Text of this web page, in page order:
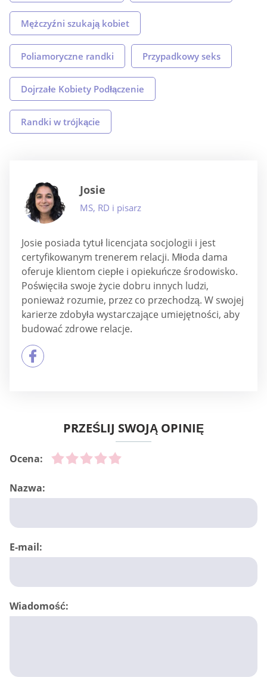
Mężczyźni szukają kobiet
Poliamoryczne randki Przypadkowy seks
Dojrzałe Kobiety Podłączenie
Randki w trójkącie
Josie
MS, RD i pisarz
Josie posiada tytuł licencjata socjologii i jest
certyfikowanym trenerem relacji. Młoda dama
oferuje klientom ciepłe i opiekuńcze środowisko.
Poświęciła swoje życie dobru innych ludzi,
ponieważ rozumie, przez co przechodzą. W swojej
karierze zdobyła wystarczające umiejętności, aby
budować zdrowe relacje.
PRZEŚLIJ SWOJĄ OPINIĘ
Ocena:
Nazwa:
E-mail:
Wiadomość: